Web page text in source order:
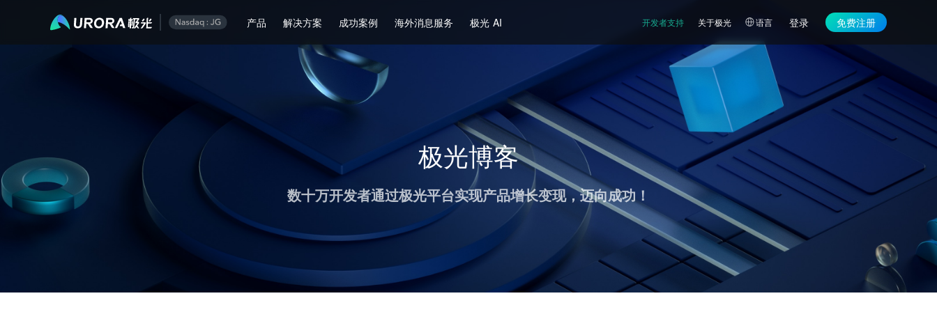
产品 解决方案 成功案例 海外消息服务 极光 AI 开发者支持 关于极光 语言 登录 免费注册
极光博客
数十万开发者通过极光平台实现产品增长变现，迈向成功！